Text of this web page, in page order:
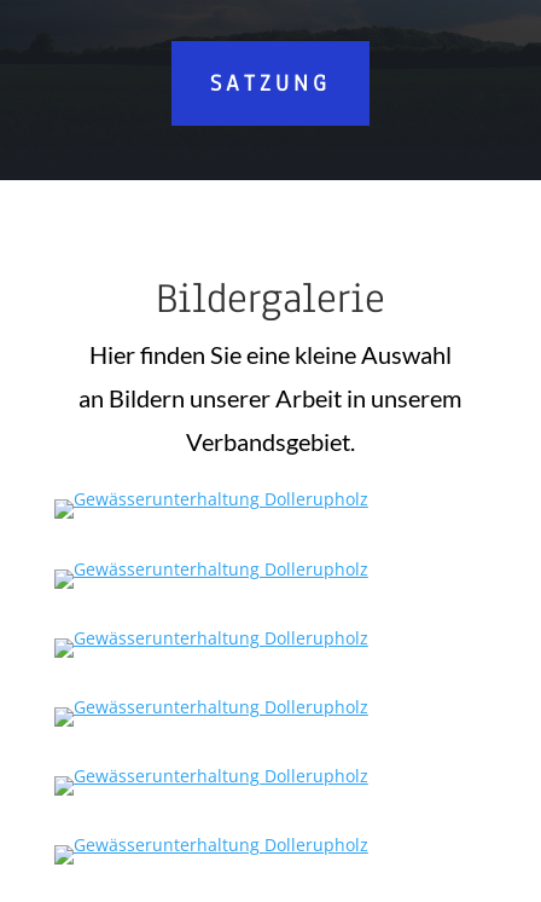
SATZUNG
Bildergalerie
Hier finden Sie eine kleine Auswahl
an Bildern unserer Arbeit in unserem
Verbandsgebiet.